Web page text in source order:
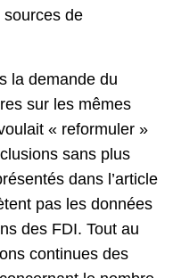
sources de
la demande du
sur les mêmes
« reformuler »
sans plus
dans l’article
pas les données
des FDI. Tout au
continues des